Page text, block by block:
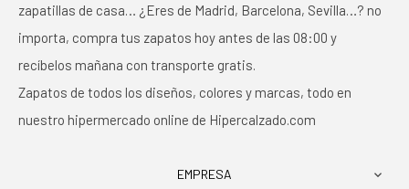
zapatillas de casa… ¿Eres de Madrid, Barcelona, Sevilla…? no
importa, compra tus zapatos hoy antes de las 08:00 y
recíbelos mañana con transporte gratis.
Zapatos de todos los diseños, colores y marcas, todo en
nuestro hipermercado online de Hipercalzado.com
EMPRESA 